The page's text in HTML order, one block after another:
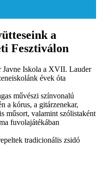
a
Fesztiválon
Javne Iskola a XVII. Lauder
évek óta
művészi színvonalú
a kórus, a gitárzenekar,
műsort, valamint szólistaként
fuvolajátékában
tradicionális zsidó